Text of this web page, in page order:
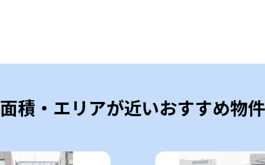
面積・エリアが近いおすすめ物件